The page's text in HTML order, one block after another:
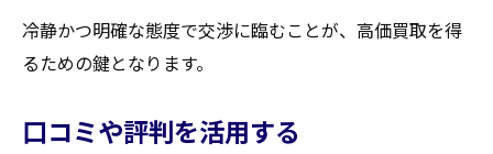
冷静かつ明確な態度で交渉に臨むことが、高価買取を得
るための鍵となります。
口コミや評判を活用する